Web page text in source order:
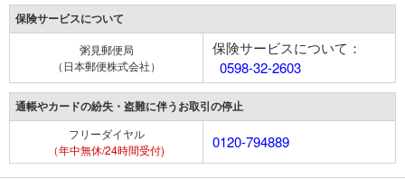
保険サービスについて
粥見郵便局
（日本郵便株式会社）
保険サービスについて：
0598-32-2603
通帳やカードの紛失・盗難に伴うお取引の停止
フリーダイヤル
（年中無休/24時間受付)
0120-794889